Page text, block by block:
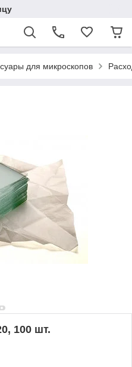
для микроскопов
100 шт.